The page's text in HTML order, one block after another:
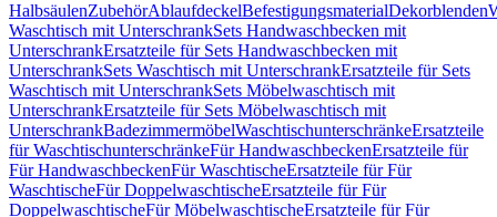
HalbsäulenZubehörAblaufdeckelBefestigungsmaterialDekorblenden
Waschtisch mit UnterschrankSets Handwaschbecken mit
UnterschrankErsatzteile für Sets Handwaschbecken mit
UnterschrankSets Waschtisch mit UnterschrankErsatzteile für Sets
Waschtisch mit UnterschrankSets Möbelwaschtisch mit
UnterschrankErsatzteile für Sets Möbelwaschtisch mit
UnterschrankBadezimmermöbelWaschtischunterschränkeErsatzteile
für WaschtischunterschränkeFür HandwaschbeckenErsatzteile für
Für HandwaschbeckenFür WaschtischeErsatzteile für Für
WaschtischeFür DoppelwaschtischeErsatzteile für Für
DoppelwaschtischeFür MöbelwaschtischeErsatzteile für Für